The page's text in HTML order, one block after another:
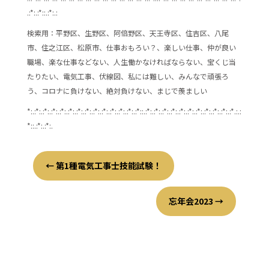
.:*:.:*::.:*:.:
検索用：平野区、生野区、阿倍野区、天王寺区、住吉区、八尾
市、住之江区、松原市、仕事おもろい？、楽しい仕事、仲が良い
職場、楽な仕事などない、人生働かなければならない、宝くじ当
たりたい、電気工事、伏線図、私には難しい、みんなで頑張ろ
う、コロナに負けない、絶対負けない、まじで羨ましい
*:.:*:.:*:.:*:.:*:.:*:.:*:.:*:.:*:.:*:.:*:.:*:.:*:.:*::.:*:.:*:.:*:.:*:.:*:.:*:.:*:.:*:.:*:.:*:.:*.:.:
*::.:*:.:*:.
←第1種電気工事士技能試験！
忘年会2023→